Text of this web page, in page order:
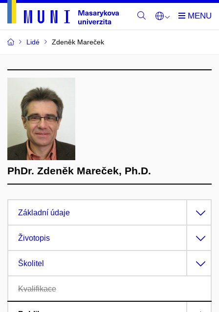
Lidé Zdeněk Mareček
PhDr. Zdeněk Mareček, Ph.D.
Základní údaje
Životopis
Školitel
Kvalifikace